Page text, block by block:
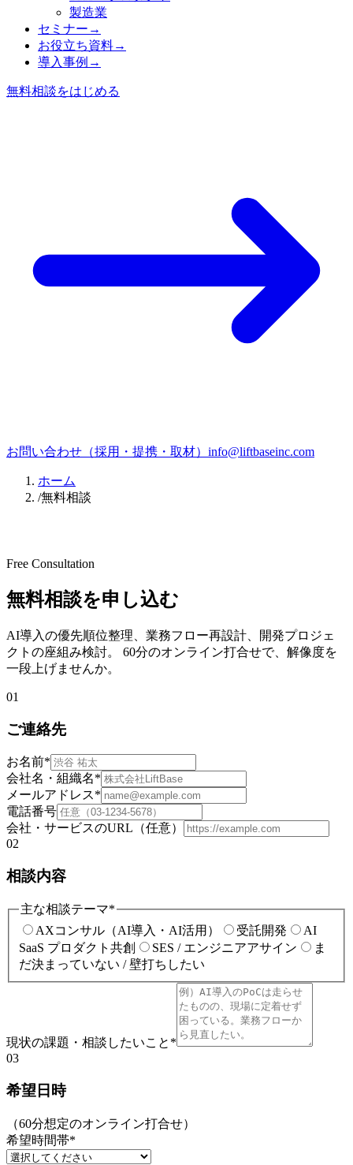
製造業
セミナー →
お役立ち資料→
導入事例 →
無料相談をはじめる
お問い合わせ（採用・提携・取材） info@liftbaseinc.com
ホーム
/無料相談
Free Consultation
無料相談を申し込む
AI導入の優先順位整理、業務フロー再設計、開発プロジェ
クトの座組み検討。 60分のオンライン打合せで、解像度を
一段上げませんか。
01
ご連絡先
お名前*
会社名・組織名*
メールアドレス*
電話番号
会社・サービスのURL（任意）
02
相談内容
主な相談テーマ*
AXコンサル（AI導入・AI活用）
受託開発
AI
SaaS プロダクト共創
SES / エンジニアアサイン
ま
だ決まっていない / 壁打ちしたい
現状の課題・相談したいこと *
03
希望日時
（60分想定のオンライン打合せ）
希望時間帯*